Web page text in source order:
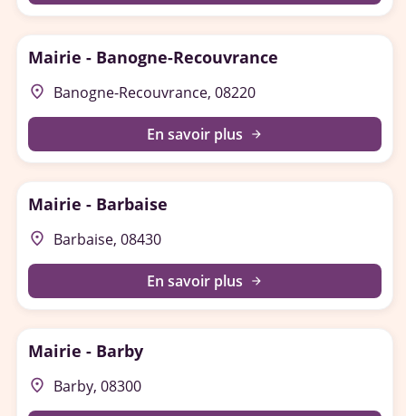
Mairie - Banogne-Recouvrance
place Banogne-Recouvrance, 08220
En savoir plus arrow_forward
Mairie - Barbaise
place Barbaise, 08430
En savoir plus arrow_forward
Mairie - Barby
place Barby, 08300